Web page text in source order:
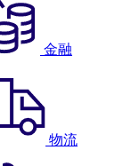
金融
物流